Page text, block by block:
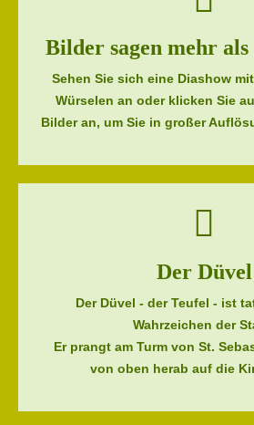
Bilder sagen mehr
Sehen Sie sich eine Diashow
Würselen an oder klicken Sie
Bilder an, um Sie in großer
Der Düvel
Der Düvel - der Teufel - ist
Wahrzeichen der
Er prangt am Turm von St.
von oben herab auf die